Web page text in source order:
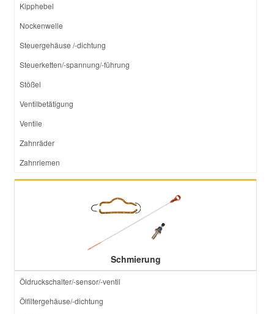
Kipphebel
Nockenwelle
Steuergehäuse /-dichtung
Steuerketten/-spannung/-führung
Stößel
Ventilbetätigung
Ventile
Zahnräder
Zahnriemen
Schmierung
Öldruckschalter/-sensor/-ventil
Ölfiltergehäuse/-dichtung